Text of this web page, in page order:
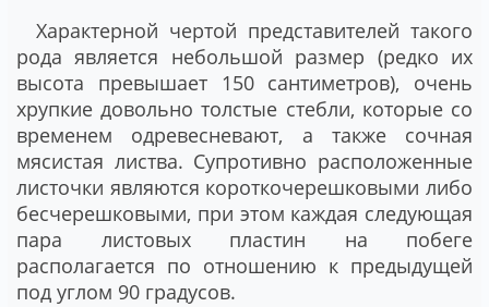
Характерной чертой представителей такого
рода является небольшой размер (редко их
высота превышает 150 сантиметров), очень
хрупкие довольно толстые стебли, которые со
временем одревесневают, а также сочная
мясистая листва. Супротивно расположенные
листочки являются короткочерешковыми либо
бесчерешковыми, при этом каждая следующая
пара листовых пластин на побеге
располагается по отношению к предыдущей
под углом 90 градусов.